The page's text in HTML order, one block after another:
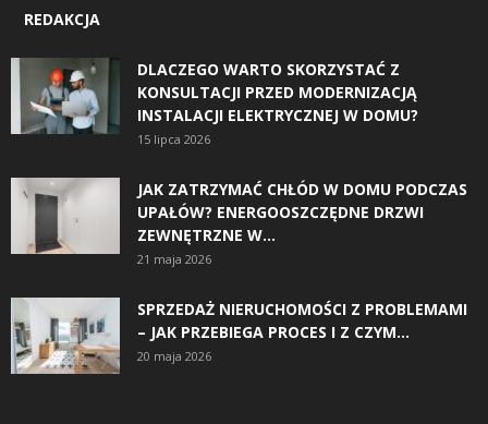
REDAKCJA
DLACZEGO WARTO SKORZYSTAĆ Z
KONSULTACJI PRZED MODERNIZACJĄ
INSTALACJI ELEKTRYCZNEJ W DOMU?
15 lipca 2026
JAK ZATRZYMAĆ CHŁÓD W DOMU PODCZAS
UPAŁÓW? ENERGOOSZCZĘDNE DRZWI
ZEWNĘTRZNE W...
21 maja 2026
SPRZEDAŻ NIERUCHOMOŚCI Z PROBLEMAMI
– JAK PRZEBIEGA PROCES I Z CZYM...
20 maja 2026